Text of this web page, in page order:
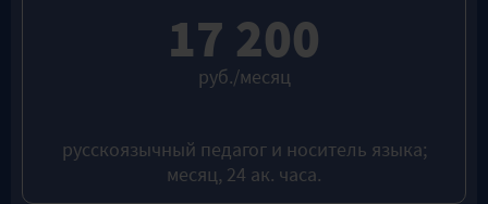
17 200
руб./месяц
русскоязычный педагог и носитель языка;
месяц, 24 ак. часа.